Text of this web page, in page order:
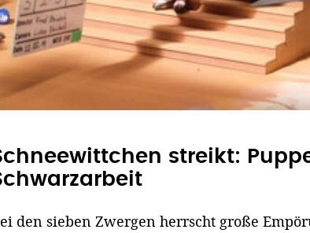
streikt:
den sieben Zwergen herrscht große